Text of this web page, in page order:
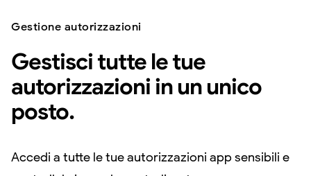
Gestione autorizzazioni
Gestisci tutte le tue
autorizzazioni in un unico
posto.
Accedi a tutte le tue autorizzazioni app sensibili e